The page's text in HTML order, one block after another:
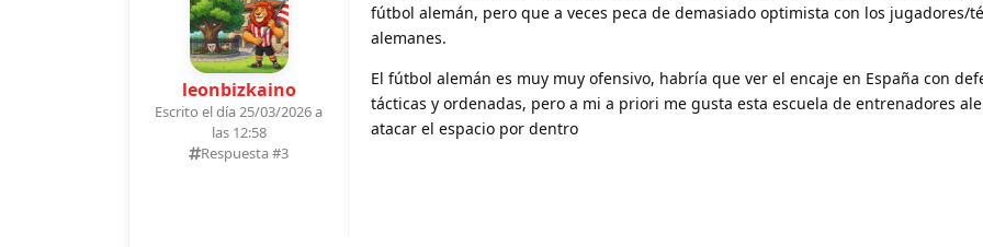
leonbizkaino
Escrito el día 25/03/2026 a
las 12:58
Respuesta #3
fútbol alemán, pero que a veces peca de demasiado optimista con los jugadores/
alemanes.
El fútbol alemán es muy muy ofensivo, habría que ver el encaje en España con
tácticas y ordenadas, pero a mi a priori me gusta esta escuela de entrenadores
atacar el espacio por dentro